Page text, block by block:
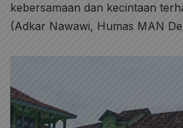
kebersamaan dan kecintaan
(Adkar Nawawi, Humas MAN